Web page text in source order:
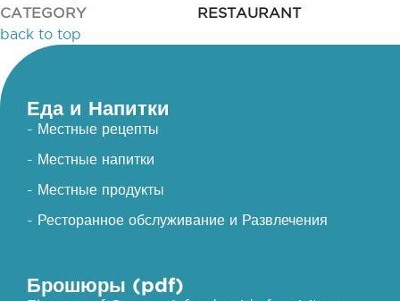
CATEGORY
RESTAURANT
back to top
Еда и Напитки
- Местные рецепты
- Местные напитки
- Местные продукты
- Ресторанное обслуживание и Развлечения
Брошюры (pdf)